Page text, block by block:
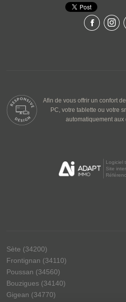
Afin de vous offrir un confort
PC, votre tablette ou votre
automatiquement aux
Logiciel
Site
Sète (34200)
Frontignan (34110)
Poussan (34560)
Bouzigues (34140)
Gigean (34770)